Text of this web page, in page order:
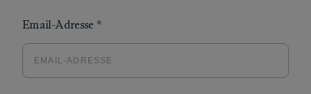
Email-Adresse *